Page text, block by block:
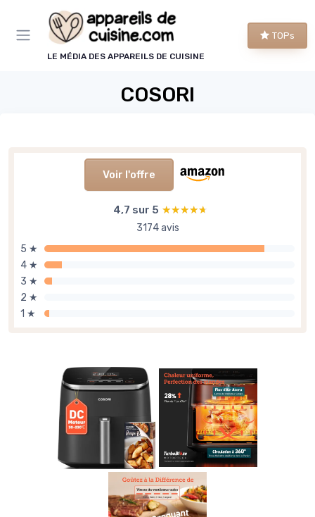
LE MÉDIA DES APPAREILS DE CUISINE
TOPs
COSORI
Voir l'offre
4,7 sur 5 ★★★★★
★★★★★
3174 avis
5 ★
4 ★
3 ★
2 ★
1 ★
Panneau de gestion des cookies